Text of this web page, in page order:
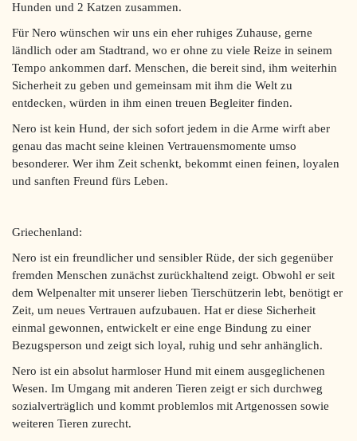
Hunden und 2 Katzen zusammen.
Für Nero wünschen wir uns ein eher ruhiges Zuhause, gerne
ländlich oder am Stadtrand, wo er ohne zu viele Reize in seinem
Tempo ankommen darf. Menschen, die bereit sind, ihm weiterhin
Sicherheit zu geben und gemeinsam mit ihm die Welt zu
entdecken, würden in ihm einen treuen Begleiter finden.
Nero ist kein Hund, der sich sofort jedem in die Arme wirft aber
genau das macht seine kleinen Vertrauensmomente umso
besonderer. Wer ihm Zeit schenkt, bekommt einen feinen, loyalen
und sanften Freund fürs Leben.
Griechenland:
Nero ist ein freundlicher und sensibler Rüde, der sich gegenüber
fremden Menschen zunächst zurückhaltend zeigt. Obwohl er seit
dem Welpenalter mit unserer lieben Tierschützerin lebt, benötigt er
Zeit, um neues Vertrauen aufzubauen. Hat er diese Sicherheit
einmal gewonnen, entwickelt er eine enge Bindung zu einer
Bezugsperson und zeigt sich loyal, ruhig und sehr anhänglich.
Nero ist ein absolut harmloser Hund mit einem ausgeglichenen
Wesen. Im Umgang mit anderen Tieren zeigt er sich durchweg
sozialverträglich und kommt problemlos mit Artgenossen sowie
weiteren Tieren zurecht.